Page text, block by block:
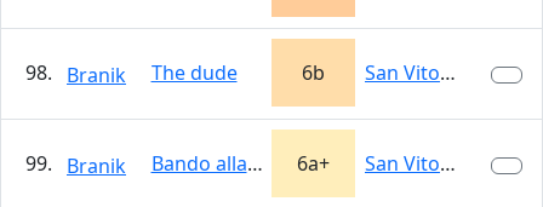
98. Branik The dude 6b San Vito Lo Capo
99. Branik Bando alla Ciancio 6a+ San Vito Lo Capo